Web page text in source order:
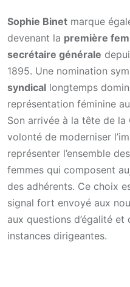
Sophie Binet marque
devenant la première
secrétaire générale
1895. Une nomination
syndical longtemps
représentation féminine
Son arrivée à la tête de
volonté de moderniser
représenter l’ensemble
femmes qui composent
des adhérents. Ce choix
signal fort envoyé aux
aux questions d’égalité
instances dirigeantes.